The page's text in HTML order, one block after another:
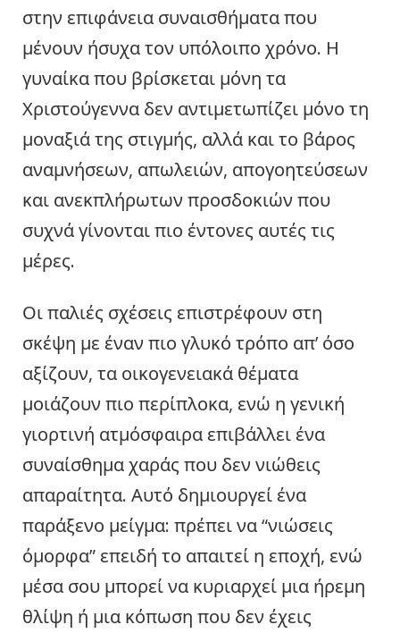
στην επιφάνεια συναισθήματα που
μένουν ήσυχα τον υπόλοιπο χρόνο. Η
γυναίκα που βρίσκεται μόνη τα
Χριστούγεννα δεν αντιμετωπίζει μόνο τη
μοναξιά της στιγμής, αλλά και το βάρος
αναμνήσεων, απωλειών, απογοητεύσεων
και ανεκπλήρωτων προσδοκιών που
συχνά γίνονται πιο έντονες αυτές τις
μέρες.
Οι παλιές σχέσεις επιστρέφουν στη
σκέψη με έναν πιο γλυκό τρόπο απ’ όσο
αξίζουν, τα οικογενειακά θέματα
μοιάζουν πιο περίπλοκα, ενώ η γενική
γιορτινή ατμόσφαιρα επιβάλλει ένα
συναίσθημα χαράς που δεν νιώθεις
απαραίτητα. Αυτό δημιουργεί ένα
παράξενο μείγμα: πρέπει να “νιώσεις
όμορφα” επειδή το απαιτεί η εποχή, ενώ
μέσα σου μπορεί να κυριαρχεί μια ήρεμη
θλίψη ή μια κόπωση που δεν έχεις